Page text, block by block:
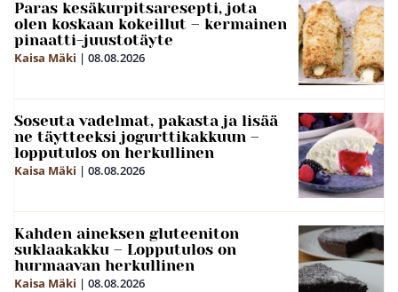
Paras kesäkurpitsaresepti, jota
olen koskaan kokeillut – kermainen
pinaatti-juustotäyte
Kaisa Mäki | 08.08.2026
Soseuta vadelmat, pakasta ja lisää
ne täytteeksi jogurttikakkuun –
lopputulos on herkullinen
Kaisa Mäki | 08.08.2026
Kahden aineksen gluteeniton
suklaakakku – Lopputulos on
hurmaavan herkullinen
Kaisa Mäki | 08.08.2026